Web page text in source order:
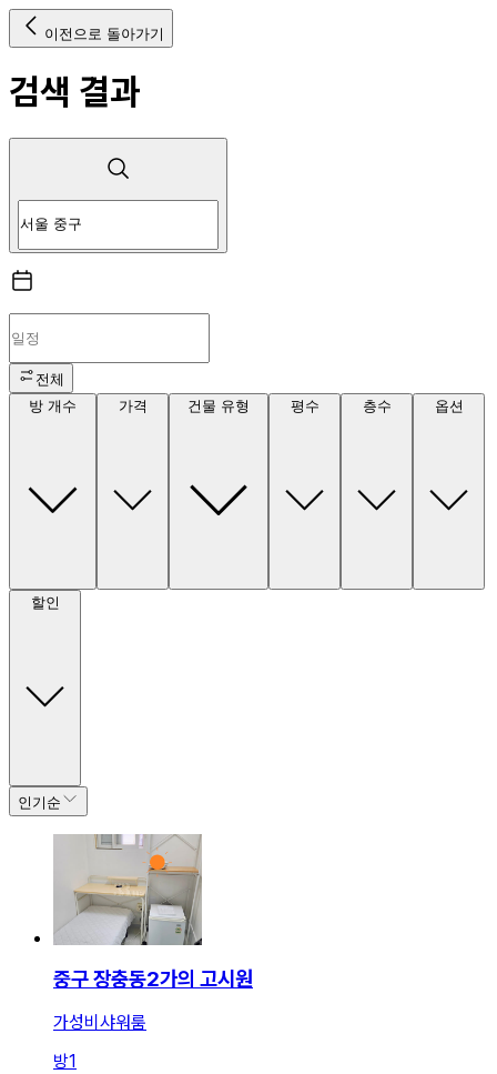
이전으로 돌아가기
검색 결과
전체
방 개수
가격 건물 유형 평수 층수 옵션
할인
인기순
중구 장충동2가의 고시원
가성비샤워룸
방1